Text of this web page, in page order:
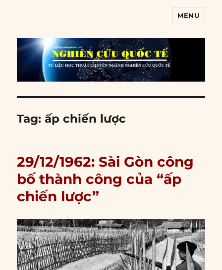
MENU
Tag:ấp chiến lược
29/12/1962: Sài Gòn công
bố thành công của “ấp
chiến lược”